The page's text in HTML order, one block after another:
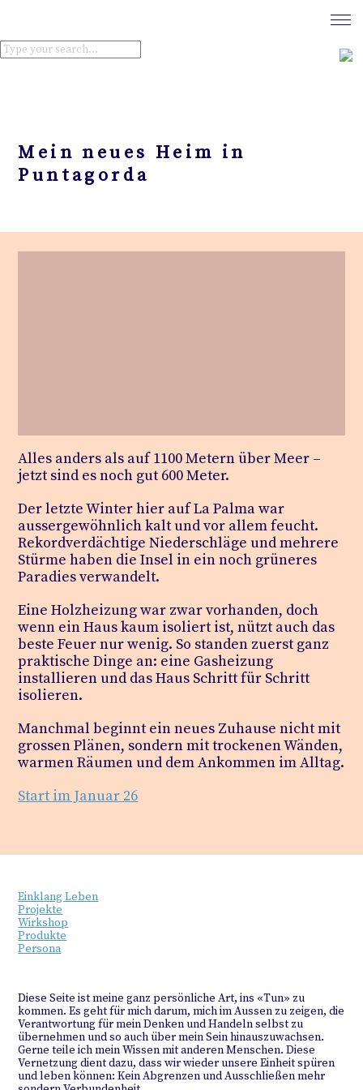
Mein neues Heim in
Puntagorda
Alles anders als auf 1100 Metern über Meer –
jetzt sind es noch gut 600 Meter.
Der letzte Winter hier auf La Palma war
aussergewöhnlich kalt und vor allem feucht.
Rekordverdächtige Niederschläge und mehrere
Stürme haben die Insel in ein noch grüneres
Paradies verwandelt.
Eine Holzheizung war zwar vorhanden, doch
wenn ein Haus kaum isoliert ist, nützt auch das
beste Feuer nur wenig. So standen zuerst ganz
praktische Dinge an: eine Gasheizung
installieren und das Haus Schritt für Schritt
isolieren.
Manchmal beginnt ein neues Zuhause nicht mit
grossen Plänen, sondern mit trockenen Wänden,
warmen Räumen und dem Ankommen im Alltag.
Start im Januar 26
Einklang Leben
Projekte
Wirkshop
Produkte
Persona
Diese Seite ist meine ganz persönliche Art, ins «Tun» zu
kommen. Es geht für mich darum, mich im Aussen zu zeigen, die
Verantwortung für mein Denken und Handeln selbst zu
übernehmen und so auch über mein Sein hinauszuwachsen.
Gerne teile ich mein Wissen mit anderen Menschen. Diese
Vernetzung dient dazu, dass wir wieder unsere Einheit spüren
und leben können: Kein Abgrenzen und Ausschließen mehr